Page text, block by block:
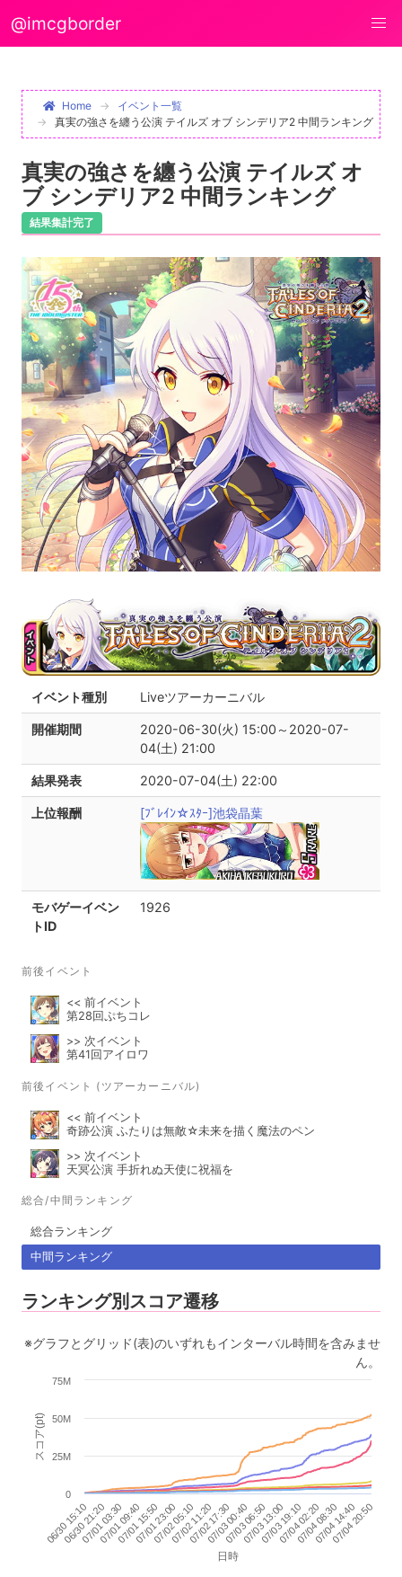
@imcgborder
Home
イベント一覧
真実の強さを纏う公演 テイルズ オブ シンデリア2 中間ランキング
真実の強さを纏う公演 テイルズ オ
ブ シンデリア2 中間ランキング
結果集計完了
イベント種別 Liveツアーカーニバル
開催期間
2020-06-30(火) 15:00～2020-07-
04(土) 21:00
結果発表 2020-07-04(土) 22:00
上位報酬 [ﾌﾞﾚｲﾝ☆ｽﾀｰ]池袋晶葉
モバゲーイベン
トID
1926
前後イベント
<< 前イベント
第28回ぷちコレ
>> 次イベント
第41回アイロワ
前後イベント (ツアーカーニバル)
<< 前イベント
奇跡公演 ふたりは無敵☆未来を描く魔法のペン
>> 次イベント
天冥公演 手折れぬ天使に祝福を
総合/中間ランキング
総合ランキング
中間ランキング
ランキング別スコア遷移
※グラフとグリッド(表)のいずれもインターバル時間を含みませ
ん。
日時
スコア(pt)
06/30 15:10
06/30 21:20
07/01 03:30
07/01 09:40
07/01 15:50
07/01 23:00
07/02 05:10
07/02 11:20
07/02 17:30
07/03 00:40
07/03 06:50
07/03 13:00
07/03 19:10
07/04 02:20
07/04 08:30
07/04 14:40
07/04 20:50
0
50M
25M
75M